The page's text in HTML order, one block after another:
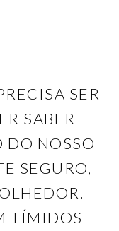
SER
SABER
DO NOSSO
SEGURO,
TÍMIDOS